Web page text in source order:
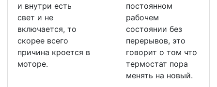
и внутри есть
свет и не
включается, то
скорее всего
причина кроется в
моторе.
постоянном
рабочем
состоянии без
перерывов, это
говорит о том что
термостат пора
менять на новый.